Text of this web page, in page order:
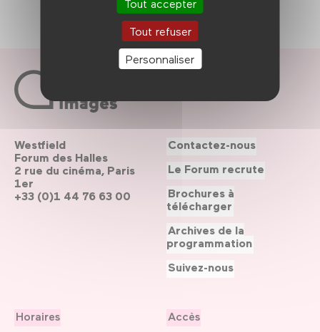
Tout accepter
Tout refuser
Personnaliser
Westfield
Forum des Halles
2 rue du cinéma, Paris
1er
+33 (0)1 44 76 63 00
Horaires
Accès
Contactez-nous
Le Forum recrute
Brochures à
télécharger
Archives de la
programmation
Suivez-nous